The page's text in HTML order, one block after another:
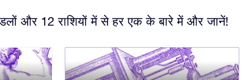
और 12 राशियों में से हर एक के बारे में और जानें!